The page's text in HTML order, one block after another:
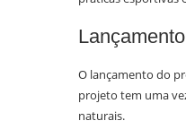
O lançamento do
projeto tem uma
naturais.